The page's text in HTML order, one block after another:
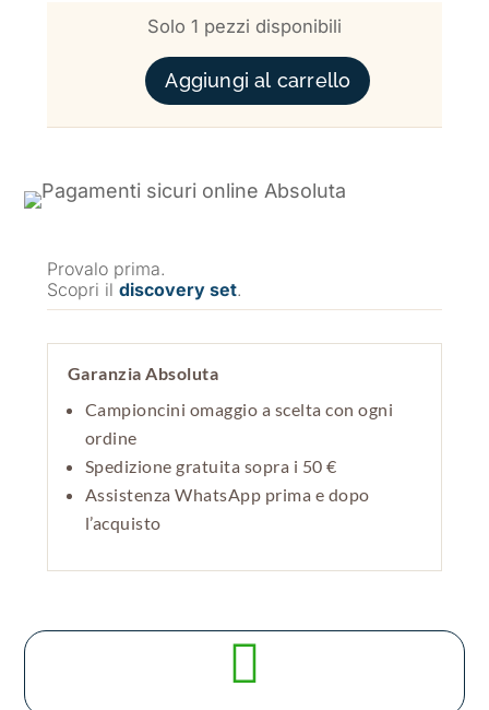
Solo 1 pezzi disponibili
JOORIE QUANTITÀAggiungi al carrello
Provalo prima.
Scopri il discovery set.
Garanzia Absoluta
Campioncini omaggio a scelta con ogni
ordine
Spedizione gratuita sopra i 50 €
Assistenza WhatsApp prima e dopo
l’acquisto
